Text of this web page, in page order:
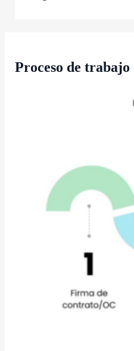
Proceso de trabajo